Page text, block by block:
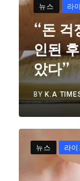
뉴스 라
“돈 걱
인된
았다”
BY K.A
뉴스 라